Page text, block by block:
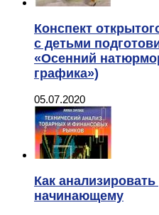
Конспект
с детьми
«Осенний
графика»)
05.07.2020
Как
начинающему